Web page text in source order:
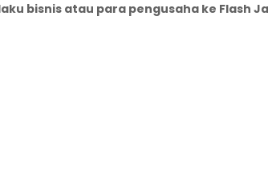
bisnis atau para pengusaha ke Flash